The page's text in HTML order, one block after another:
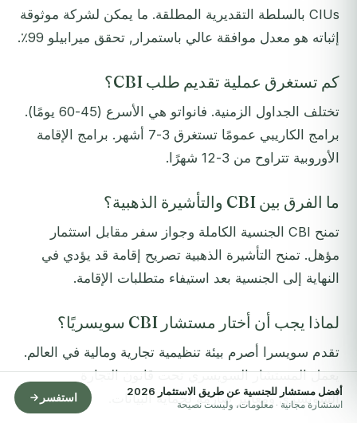
CIUs بالسلطة التقديرية المطلقة. ما يمكن لشركة موثوقة
إثباته هو معدل موافقة عالي باستمرار, تحقق ميرابيلو 99٪.
كم تستغرق عملية تقديم طلب CBI؟
تختلف الجداول الزمنية. فانواتو هي الأسرع (45-60 يومًا).
برامج الكاريبي عمومًا تستغرق 3-7 أشهر. برامج الإقامة
الأوروبية تتراوح من 3-12 شهرًا.
ما الفرق بين CBI والتأشيرة الذهبية؟
تمنح CBI الجنسية الكاملة وجواز سفر مقابل استثمار
مؤهل. تمنح التأشيرة الذهبية تصريح إقامة قد يؤدي في
النهاية إلى الجنسية بعد استيفاء متطلبات الإقامة.
لماذا يجب أن أختار مستشار CBI سويسريًا؟
تقدم سويسرا أصرم بيئة تنظيمية تجارية ومالية في العالم.
يعمل المستشار السويسري تحت قانون التجارة
السويسري ومعايير صارمة لحماية البيانات.
أفضل مستشار للجنسية عن طريق الاستثمار 2026
استشارة مجانية · معلومات، وليست نصيحة
استفسر